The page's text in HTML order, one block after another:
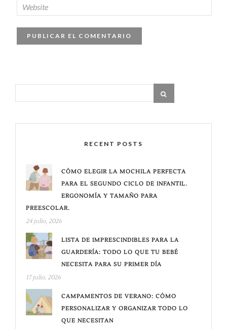
RECENT POSTS
CÓMO ELEGIR LA MOCHILA PERFECTA
PARA EL SEGUNDO CICLO DE INFANTIL.
ERGONOMÍA Y TAMAÑO PARA
PREESCOLAR.
24 julio, 2026
LISTA DE IMPRESCINDIBLES PARA LA
GUARDERÍA: TODO LO QUE TU BEBÉ
NECESITA PARA SU PRIMER DÍA
17 julio, 2026
CAMPAMENTOS DE VERANO: CÓMO
PERSONALIZAR Y ORGANIZAR TODO LO
QUE NECESITAN